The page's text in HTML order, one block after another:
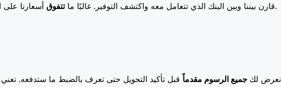
قارن بيننا وبين البنك الذي تتعامل معه واكتشف التوفير. غالبًا ماتتفوق
أسعارنا على البنوك الكبرى، مما يزيد من قيمة تحويلك.
نعرض لك جميع الرسوم مقدماً